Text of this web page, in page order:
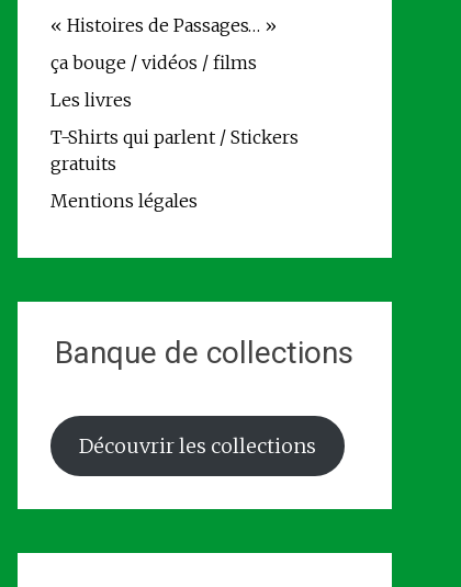
« Histoires de Passages… »
ça bouge / vidéos / films
Les livres
T-Shirts qui parlent / Stickers
gratuits
Mentions légales
Banque de collections
Découvrir les collections